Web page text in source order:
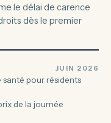
le délai de carence
dès le premier
JUIN 2026
santé pour résidents
de la journée